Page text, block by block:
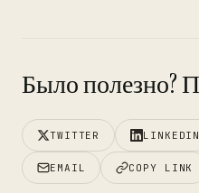
Было полезно?
TWITTER LINKEDIN
EMAIL COPY LINK